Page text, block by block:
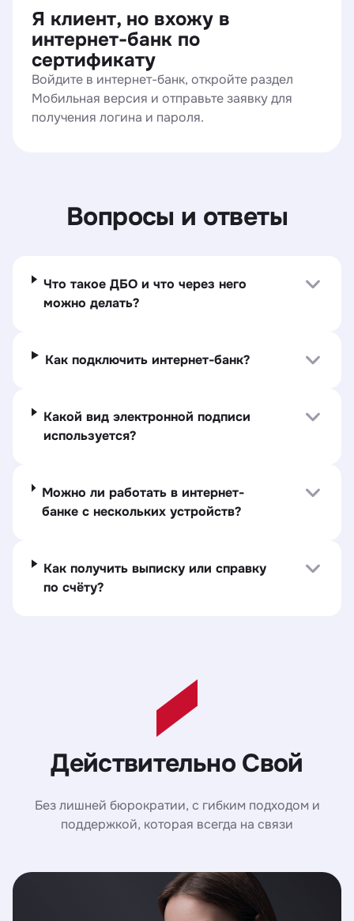
Я клиент, но вхожу в
интернет-банк по
сертификату
Войдите в интернет-банк, откройте раздел
Мобильная версия и отправьте заявку для
получения логина и пароля.
Вопросы и ответы
Что такое ДБО и что через него
можно делать?
Как подключить интернет-банк?
Какой вид электронной подписи
используется?
Можно ли работать в интернет-
банке с нескольких устройств?
Как получить выписку или справку
по счёту?
Действительно Свой
Без лишней бюрократии, с гибким подходом и
поддержкой, которая всегда на связи